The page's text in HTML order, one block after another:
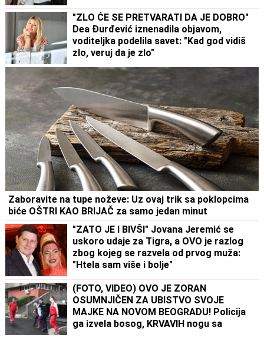
"ZLO ĆE SE PRETVARATI DA JE DOBRO"
Dea Đurđević iznenadila objavom,
voditeljka podelila savet: "Kad god vidiš
zlo, veruj da je zlo"
Zaboravite na tupe noževe: Uz ovaj trik sa poklopcima
biće OŠTRI KAO BRIJAČ za samo jedan minut
"ZATO JE I BIVŠI" Jovana Jeremić se
uskoro udaje za Tigra, a OVO je razlog
zbog kojeg se razvela od prvog muža:
"Htela sam više i bolje"
(FOTO, VIDEO) OVO JE ZORAN
OSUMNJIČEN ZA UBISTVO SVOJE
MAJKE NA NOVOM BEOGRADU! Policija
ga izvela bosog, KRVAVIH nogu sa